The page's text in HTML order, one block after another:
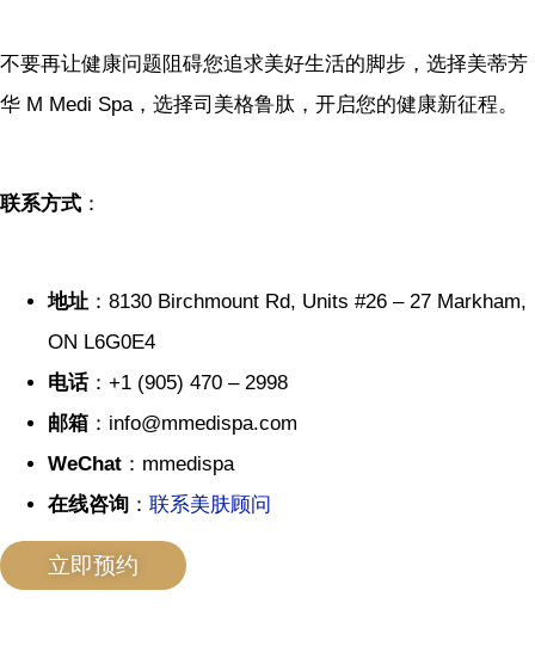
不要再让健康问题阻碍您追求美好生活的脚步，选择美蒂芳
华 M Medi Spa，选择司美格鲁肽，开启您的健康新征程。
联系方式 ：
地址 ：8130 Birchmount Rd, Units #26 – 27 Markham,
ON L6G0E4
电话：+1 (905) 470 – 2998
邮箱 ：info@mmedispa.com
WeChat ：mmedispa
在线咨询 ： 联系美肤顾问
立即预约